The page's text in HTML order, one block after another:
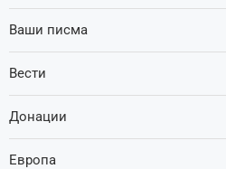
Ваши писма
Вести
Донации
Европа